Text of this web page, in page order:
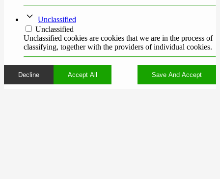
Unclassified
Unclassified
Unclassified cookies are cookies that we are in the process of
classifying, together with the providers of individual cookies.
Decline Accept All Save And Accept